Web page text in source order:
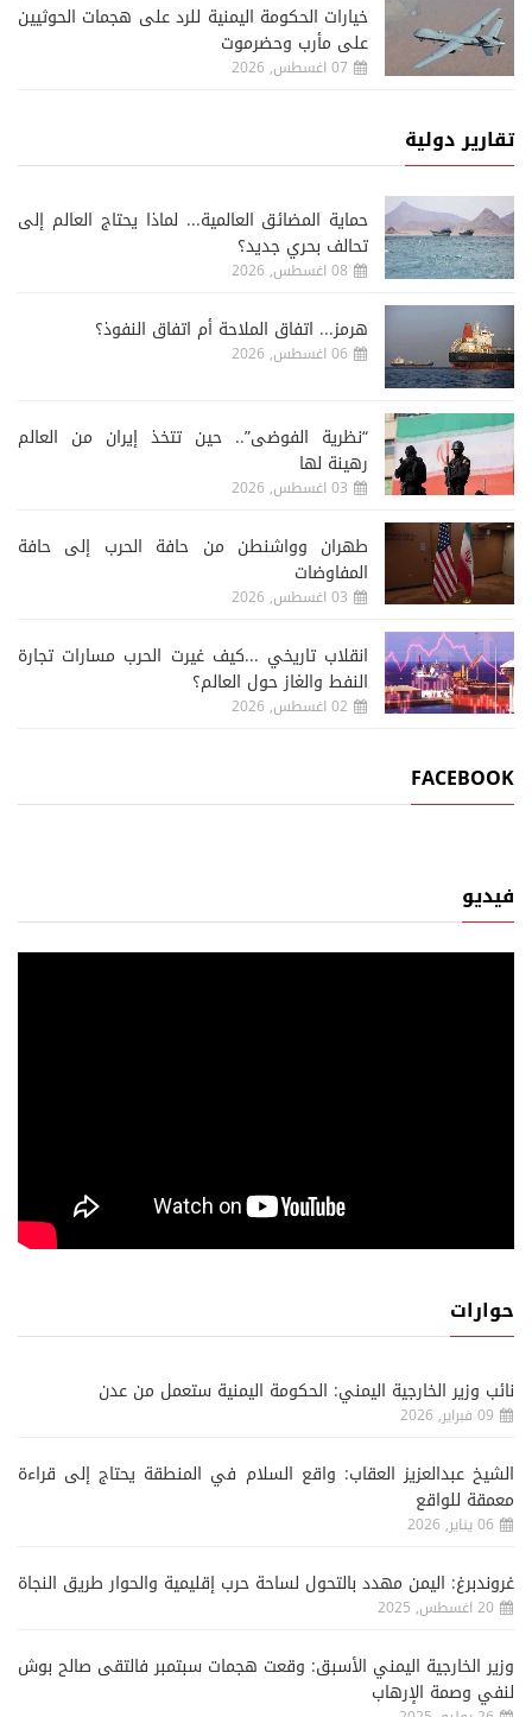
خيارات الحكومة اليمنية للرد على هجمات الحوثيين
على مأرب وحضرموت
07 اغسطس, 2026
تقارير دولية
حماية المضائق العالمية... لماذا يحتاج العالم إلى
تحالف بحري جديد؟
08 اغسطس, 2026
هرمز... اتفاق الملاحة أم اتفاق النفوذ؟
06 اغسطس, 2026
“نظرية الفوضى”.. حين تتخذ إيران من العالم
رهينة لها
03 اغسطس, 2026
طهران وواشنطن من حافة الحرب إلى حافة
المفاوضات
03 اغسطس, 2026
انقلاب تاريخي ...كيف غيرت الحرب مسارات تجارة
النفط والغاز حول العالم؟
02 اغسطس, 2026
FACEBOOK
فيديو
حوارات
نائب وزير الخارجية اليمني: الحكومة اليمنية ستعمل من عدن
09 فبراير, 2026
الشيخ عبدالعزيز العقاب: واقع السلام في المنطقة يحتاج إلى قراءة
معمقة للواقع
06 يناير, 2026
غروندبرغ: اليمن مهدد بالتحول لساحة حرب إقليمية والحوار طريق النجاة
20 اغسطس, 2025
وزير الخارجية اليمني الأسبق: وقعت هجمات سبتمبر فالتقى صالح بوش
لنفي وصمة الإرهاب